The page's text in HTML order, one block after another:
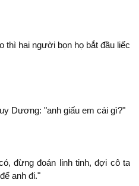
hai người bọn họ bắt đầu liếc
Dương: " giấu em cái gì?"
đừng đoán linh tinh, đợi
ta
."